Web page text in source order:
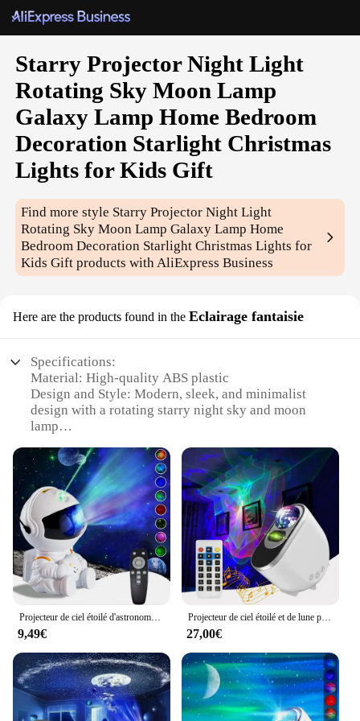
Starry Projector Night Light
Rotating Sky Moon Lamp
Galaxy Lamp Home Bedroom
Decoration Starlight Christmas
Lights for Kids Gift
Find more style Starry Projector Night Light
Rotating Sky Moon Lamp Galaxy Lamp Home
Bedroom Decoration Starlight Christmas Lights for
Kids Gift products with AliExpress Business
Here are the products found in the Eclairage fantaisie
Specifications:
Material: High-quality ABS plastic
Design and Style: Modern, sleek, and minimalist
design with a rotating starry night sky and moon
lamp
relaxing atmosphere in bedrooms, nurseries, or
playrooms
Performance and Property: Equipped with a quiet
motor for a peaceful night's sleep
Parts and Accessories: Comes with a USB cable for
easy charging and a remote control for adjusting
brightness and rotation speed
Applicable People: Suitable for all ages, especially
children who enjoy a starry night sky
Features:
|Starry Projector Night Light Rotating Sky Moon
Lamp Galaxy Lamp Home Bedroom Decoration
Starlight Christmas Lights For Kids Gift|Vendors|
**Enchanting Starry Night Experience**
Projecteur de ciel étoilé d'astronome pour adultes, veilleuse, budgétaire d'étoiles, lampe d'astronome LED, budgétaire de galAct pour chambre à coucher, salle de jeux
9,49€
Projecteur de ciel étoilé et de lune pour la décoration de la chambre à coucher, lampe de maison, cornes d'aurore boréale, galAct et étoile, cadeau de chaussure automatisé, nouveau
27,00€